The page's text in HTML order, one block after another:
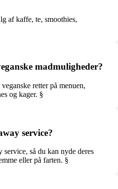
af kaffe, te, smoothies,
madmuligheder?
retter på menuen,
og kager. §
service?
så du kan nyde deres
eller på farten. §